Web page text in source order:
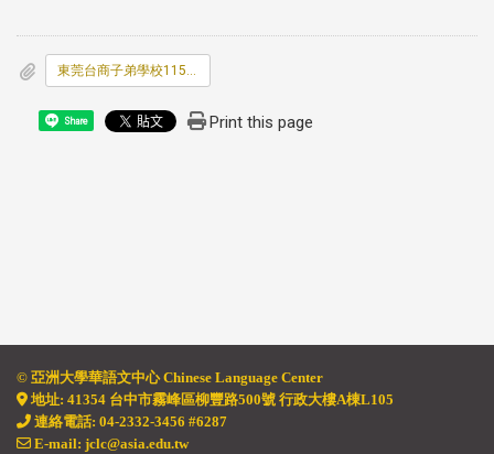
東莞台商子弟學校115學年度第三次教師甄選簡章.pdf
Share Print this page
© 亞洲大學華語文中心 Chinese Language Center
地址: 41354 台中市霧峰區柳豐路500號 行政大樓A棟L105
連絡電話: 04-2332-3456 #6287
E-mail: jclc@asia.edu.tw